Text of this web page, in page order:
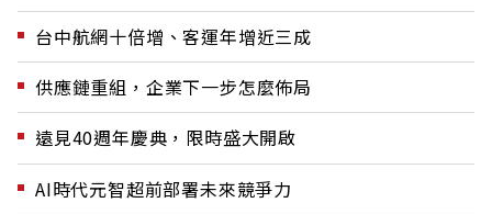
台中航網十倍增、客運年增近三成
供應鏈重組，企業下一步怎麼佈局
遠見40週年慶典，限時盛大開啟
AI時代元智超前部署未來競爭力